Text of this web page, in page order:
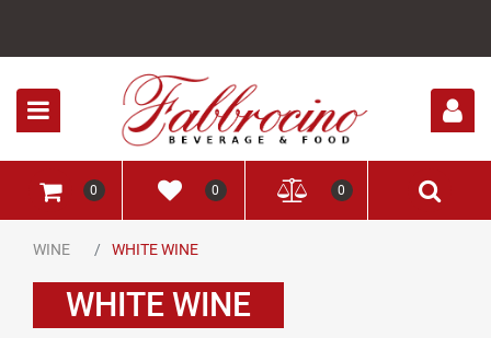
0 0 0
WINE WHITE WINE
WHITE WINE